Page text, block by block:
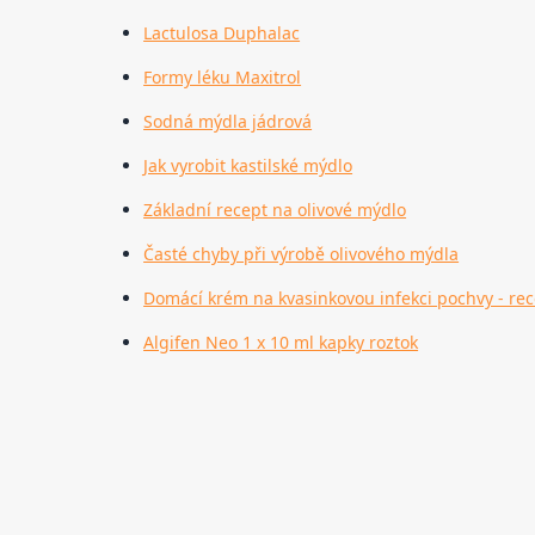
Lactulosa Duphalac
Formy léku Maxitrol
Sodná mýdla jádrová
Jak vyrobit kastilské mýdlo
Základní recept na olivové mýdlo
Časté chyby při výrobě olivového mýdla
Domácí krém na kvasinkovou infekci pochvy -
Algifen Neo 1 x 10 ml kapky roztok